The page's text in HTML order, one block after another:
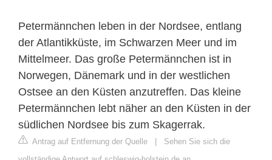
Petermännchen leben in der Nordsee, entlang
der Atlantikküste, im Schwarzen Meer und im
Mittelmeer. Das große Petermännchen ist in
Norwegen, Dänemark und in der westlichen
Ostsee an den Küsten anzutreffen. Das kleine
Petermännchen lebt näher an den Küsten in der
südlichen Nordsee bis zum Skagerrak.
Antrag auf Entfernung der Quelle | Sehen Sie sich die